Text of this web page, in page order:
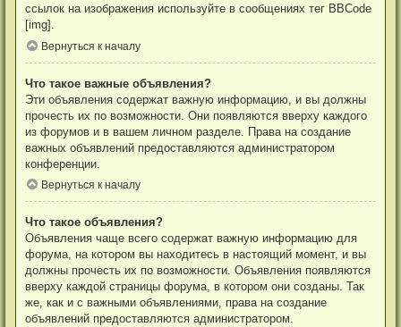
ссылок на изображения используйте в сообщениях тег BBCode
[img].
Вернуться к началу
Что такое важные объявления?
Эти объявления содержат важную информацию, и вы должны
прочесть их по возможности. Они появляются вверху каждого
из форумов и в вашем личном разделе. Права на создание
важных объявлений предоставляются администратором
конференции.
Вернуться к началу
Что такое объявления?
Объявления чаще всего содержат важную информацию для
форума, на котором вы находитесь в настоящий момент, и вы
должны прочесть их по возможности. Объявления появляются
вверху каждой страницы форума, в котором они созданы. Так
же, как и с важными объявлениями, права на создание
объявлений предоставляются администратором.